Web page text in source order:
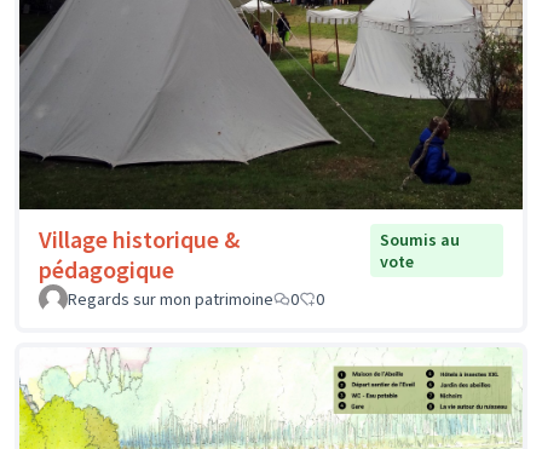
Village historique &
pédagogique
Soumis au
vote
Regards sur mon patrimoine
0 0